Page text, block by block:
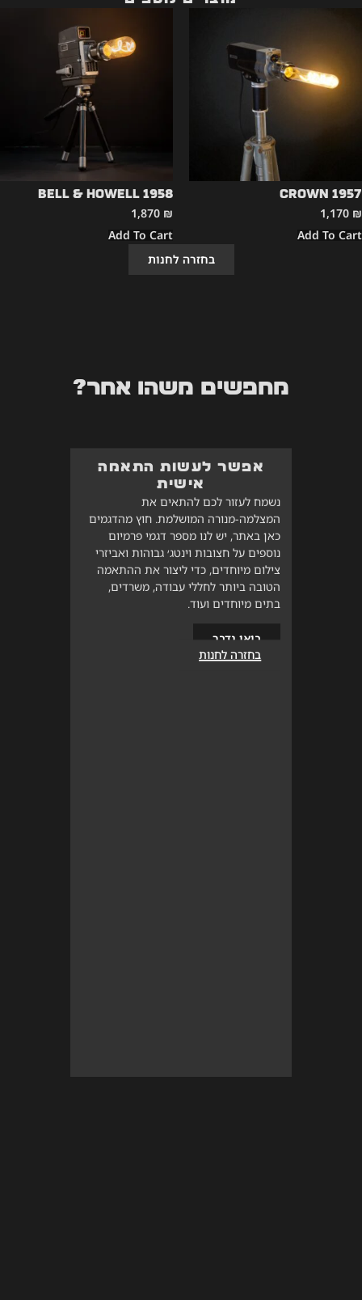
בחזרה לחנות
CROWN 1957
1,170 ₪
Add To Cart
Bell & Howell 1958
1,870 ₪
Add To Cart
מחפשים משהו אחר?
אפשר לעשות התאמה
אישית
נשמח לעזור לכם להתאים את
המצלמה-מנורה המושלמת. חוץ מהדגמים
כאן באתר, יש לנו מספר דגמי פרמיום
נוספים על חצובות וינטג׳ גבוהות ואביזרי
צילום מיוחדים, כדי ליצור את ההתאמה
הטובה ביותר לחללי עבודה, משרדים,
בתים מיוחדים ועוד.
בואו נדבר
בחזרה לחנות